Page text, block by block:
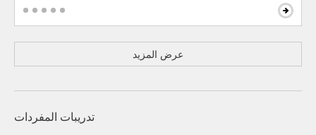
عرض المزيد
تدريبات المفردات